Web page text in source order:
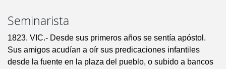
Seminarista
1823. VIC.- Desde sus primeros años se sentía apóstol.
Sus amigos acudían a oír sus predicaciones infantiles
desde la fuente en la plaza del pueblo, o subido a bancos